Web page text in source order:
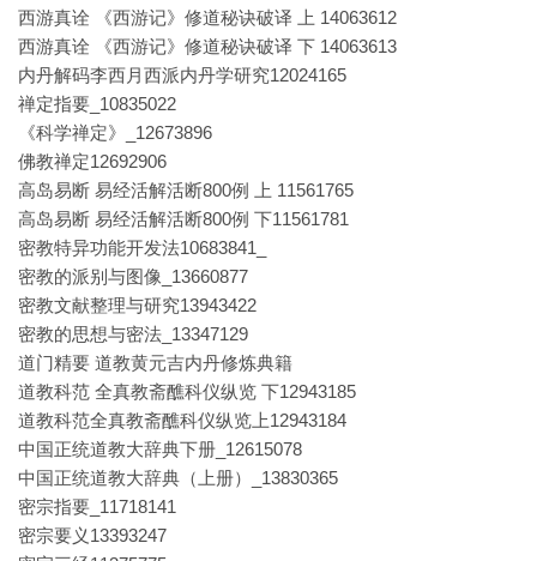
西游真诠 《西游记》修道秘诀破译 上 14063612
西游真诠 《西游记》修道秘诀破译 下 14063613
内丹解码李西月西派内丹学研究12024165
禅定指要_10835022
《科学禅定》_12673896
佛教禅定12692906
高岛易断 易经活解活断800例 上 11561765
高岛易断 易经活解活断800例 下11561781
密教特异功能开发法10683841_
密教的派别与图像_13660877
密教文献整理与研究13943422
密教的思想与密法_13347129
道门精要 道教黄元吉内丹修炼典籍
道教科范 全真教斋醮科仪纵览 下12943185
道教科范全真教斋醮科仪纵览上12943184
中国正统道教大辞典下册_12615078
中国正统道教大辞典（上册）_13830365
密宗指要_11718141
密宗要义13393247